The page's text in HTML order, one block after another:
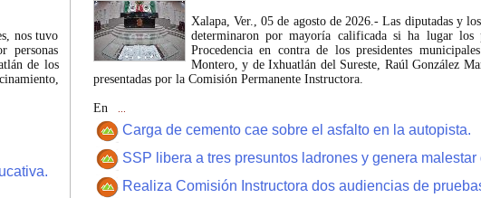
nos tuvo
personas
de los
Xalapa, Ver., 05 de agosto de 2026.- Las diputadas y
determinaron por mayoría calificada si ha lugar los
Procedencia en contra de los presidentes
Montero, y de Ixhuatlán del Sureste, Raúl González
presentadas por la Comisión Permanente Instructora.
En
Carga de cemento cae sobre el asfalto en la autopista.
SSP libera a tres presuntos ladrones y genera
Realiza Comisión Instructora dos audiencias de